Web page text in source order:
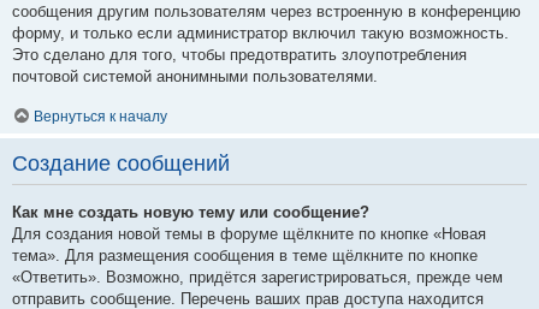
сообщения другим пользователям через встроенную в конференцию
форму, и только если администратор включил такую возможность.
Это сделано для того, чтобы предотвратить злоупотребления
почтовой системой анонимными пользователями.
Вернуться к началу
Создание сообщений
Как мне создать новую тему или сообщение?
Для создания новой темы в форуме щёлкните по кнопке «Новая
тема». Для размещения сообщения в теме щёлкните по кнопке
«Ответить». Возможно, придётся зарегистрироваться, прежде чем
отправить сообщение. Перечень ваших прав доступа находится